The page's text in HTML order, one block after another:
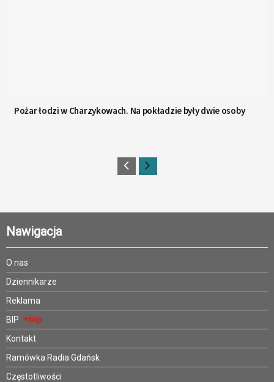
Pożar łodzi w Charzykowach. Na pokładzie były dwie osoby
Nawigacja
O nas
Dziennikarze
Reklama
BIP
Kontakt
Ramówka Radia Gdańsk
Częstotliwości